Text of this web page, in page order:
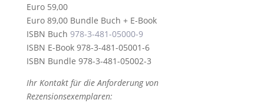
Euro 59,00
Euro 89,00 Bundle Buch + E-Book
ISBN Buch 978-3-481-05000-9
ISBN E-Book 978-3-481-05001-6
ISBN Bundle 978-3-481-05002-3
Ihr Kontakt für die Anforderung von
Rezensionsexemplaren: